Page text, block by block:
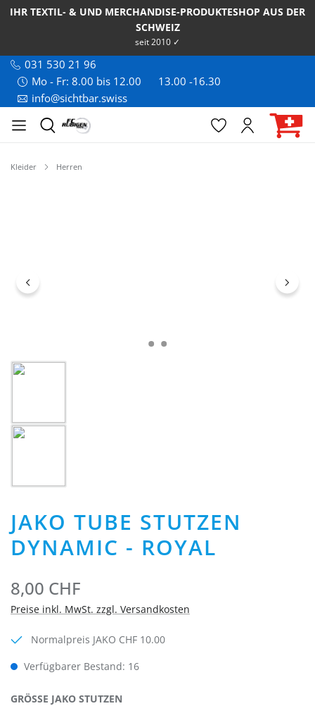
IHR TEXTIL- & UND MERCHANDISE-PRODUKTESHOP AUS DER
SCHWEIZ
seit 2010 ✓
031 530 21 96
Mo - Fr: 8.00 bis 12.00
13.00 -16.30
info@sichtbar.swiss
Kleider Herren
JAKO TUBE STUTZEN
DYNAMIC - ROYAL
8,00 CHF
Preise inkl. MwSt. zzgl. Versandkosten
Normalpreis JAKO CHF 10.00
Verfügbarer Bestand: 16
GRÖSSE JAKO STUTZEN